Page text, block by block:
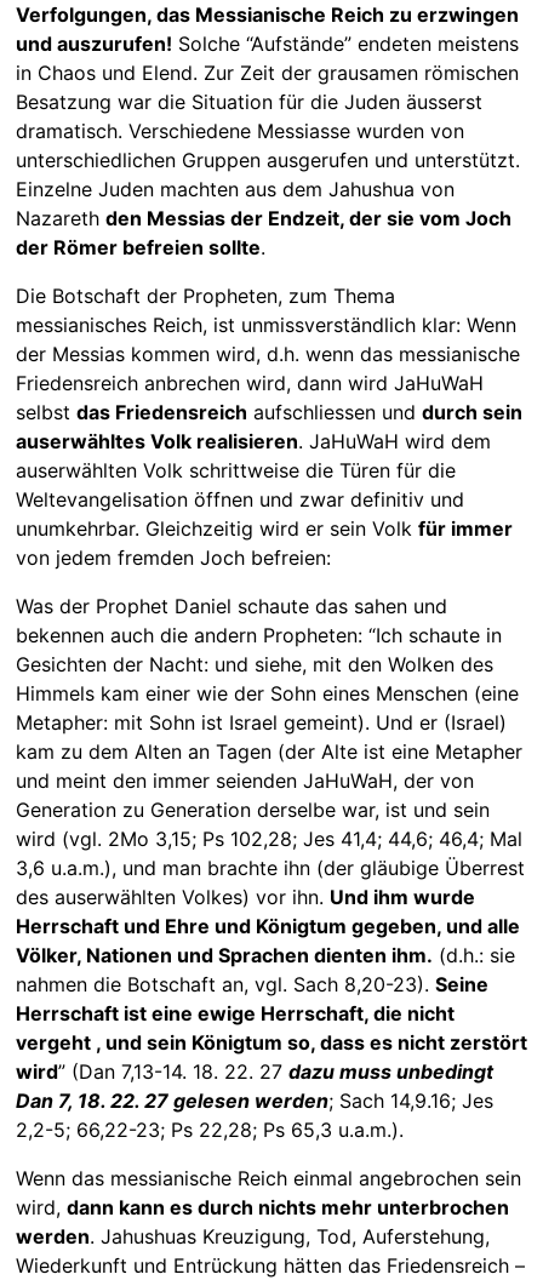
Verfolgungen, das Messianische Reich zu erzwingen
und auszurufen! Solche “Aufstände” endeten meistens
in Chaos und Elend. Zur Zeit der grausamen römischen
Besatzung war die Situation für die Juden äusserst
dramatisch. Verschiedene Messiasse wurden von
unterschiedlichen Gruppen ausgerufen und unterstützt.
Einzelne Juden machten aus dem Jahushua von
Nazareth den Messias der Endzeit, der sie vom Joch
der Römer befreien sollte.
Die Botschaft der Propheten, zum Thema
messianisches Reich, ist unmissverständlich klar: Wenn
der Messias kommen wird, d.h. wenn das messianische
Friedensreich anbrechen wird, dann wird JaHuWaH
selbst das Friedensreich aufschliessen und durch sein
auserwähltes Volk realisieren. JaHuWaH wird dem
auserwählten Volk schrittweise die Türen für die
Weltevangelisation öffnen und zwar definitiv und
unumkehrbar. Gleichzeitig wird er sein Volk für immer
von jedem fremden Joch befreien:
Was der Prophet Daniel schaute das sahen und
bekennen auch die andern Propheten: “Ich schaute in
Gesichten der Nacht: und siehe, mit den Wolken des
Himmels kam einer wie der Sohn eines Menschen (eine
Metapher: mit Sohn ist Israel gemeint). Und er (Israel)
kam zu dem Alten an Tagen (der Alte ist eine Metapher
und meint den immer seienden JaHuWaH, der von
Generation zu Generation derselbe war, ist und sein
wird (vgl. 2Mo 3,15; Ps 102,28; Jes 41,4; 44,6; 46,4; Mal
3,6 u.a.m.), und man brachte ihn (der gläubige Überrest
des auserwählten Volkes) vor ihn. Und ihm wurde
Herrschaft und Ehre und Königtum gegeben, und alle
Völker, Nationen und Sprachen dienten ihm. (d.h.: sie
nahmen die Botschaft an, vgl. Sach 8,20-23). Seine
Herrschaft ist eine ewige Herrschaft, die nicht
vergeht , und sein Königtum so, dass es nicht zerstört
wird” (Dan 7,13-14. 18. 22. 27 dazu muss unbedingt
Dan 7, 18. 22. 27 gelesen werden; Sach 14,9.16; Jes
2,2-5; 66,22-23; Ps 22,28; Ps 65,3 u.a.m.).
Wenn das messianische Reich einmal angebrochen sein
wird, dann kann es durch nichts mehr unterbrochen
werden. Jahushuas Kreuzigung, Tod, Auferstehung,
Wiederkunft und Entrückung hätten das Friedensreich –